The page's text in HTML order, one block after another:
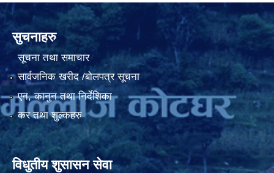
सुचनाहरु
सूचना तथा समाचार
सार्वजनिक खरीद /बोलपत्र सूचना
एन, कानुन तथा निर्देशिका
कर तथा शुल्कहरु
विधुतीय शुसासन सेवा